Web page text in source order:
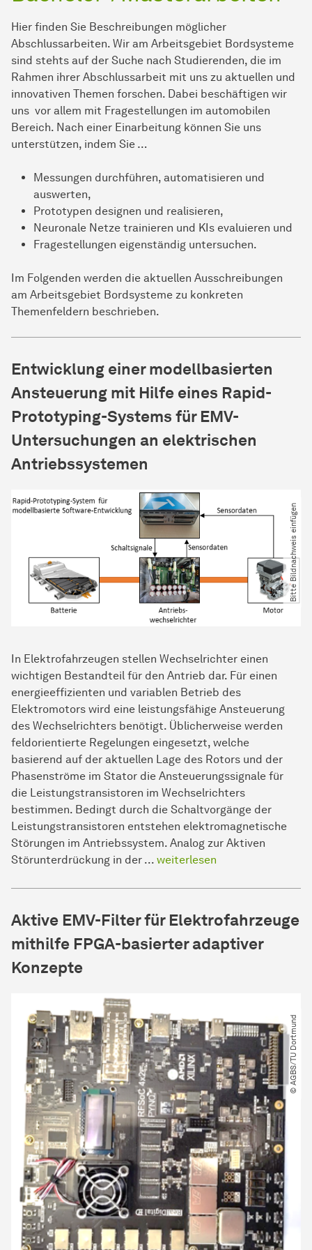
Hier finden Sie Beschreibungen möglicher
Abschlussarbeiten. Wir am Arbeitsgebiet Bordsysteme
sind stehts auf der Suche nach Studierenden, die im
Rahmen ihrer Abschlussarbeit mit uns zu aktuellen und
innovativen Themen forschen. Dabei beschäftigen wir
uns vor allem mit Fragestellungen im automobilen
Bereich. Nach einer Einarbeitung können Sie uns
unterstützen, indem Sie …
Messungen durchführen, automatisieren und
auswerten,
Prototypen designen und realisieren,
Neuronale Netze trainieren und KIs evaluieren und
Fragestellungen eigenständig untersuchen.
Im Folgenden werden die aktuellen Ausschreibungen
am Arbeitsgebiet Bordsysteme zu konkreten
Themenfeldern beschrieben.
Entwicklung einer modellbasierten
Ansteuerung mit Hilfe eines Rapid-
Prototyping-Systems für EMV-
Untersuchungen an elektrischen
Antriebssystemen
In Elektrofahrzeugen stellen Wechselrichter einen
wichtigen Bestandteil für den Antrieb dar. Für einen
energieeffizienten und variablen Betrieb des
Elektromotors wird eine leistungsfähige Ansteuerung
des Wechselrichters benötigt. Üblicherweise werden
feldorientierte Regelungen eingesetzt, welche
basierend auf der aktuellen Lage des Rotors und der
Phasenströme im Stator die Ansteuerungssignale für
die Leistungstransistoren im Wechselrichters
bestimmen. Bedingt durch die Schaltvorgänge der
Leistungstransistoren entstehen elektromagnetische
Störungen im Antriebssystem. Analog zur Aktiven
Störunterdrückung in der ... weiterlesen
Bitte Bildnachweis einfügen
Aktive EMV-Filter für Elektrofahrzeuge
mithilfe FPGA-basierter adaptiver
Konzepte
© AGBS​/​TU Dortmund